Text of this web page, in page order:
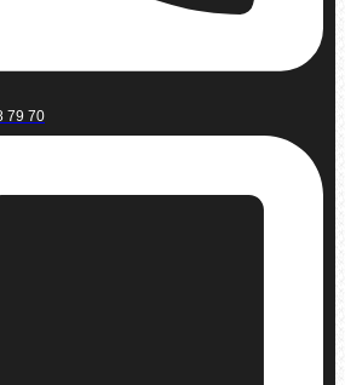
79 70